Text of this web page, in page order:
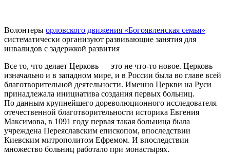
Волонтеры орловского движения «Богоявленская семья»
систематически организуют развивающие занятия для
инвалидов с задержкой развития
Все то, что делает Церковь — это не что-то новое. Церковь
изначально и в западном мире, и в России была во главе всей
благотворительной деятельности. Именно Церкви на Руси
принадлежала инициатива создания первых больниц.
По данным крупнейшего дореволюционного исследователя
отечественной благотворительности историка Евгения
Максимова, в 1091 году первая такая больница была
учреждена Переяславским епископом, впоследствии
Киевским митрополитом Ефремом. И впоследствии
множество больниц работало при монастырях.